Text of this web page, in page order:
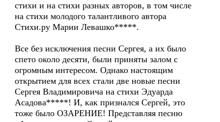
стихи и на стихи разных авторов, в том числе
на стихи молодого талантливого автора
Стихи.ру Марии Левашко*****.
Все без исключения песни Сергея, а их было
спето около десяти, были приняты залом с
огромным интересом. Однако настоящим
открытием для всех стали две новые песни
Сергея Владимировича на стихи Эдуарда
Асадова*****! И, как признался Сергей, это
тоже было ОЗАРЕНИЕ! Представляя песню